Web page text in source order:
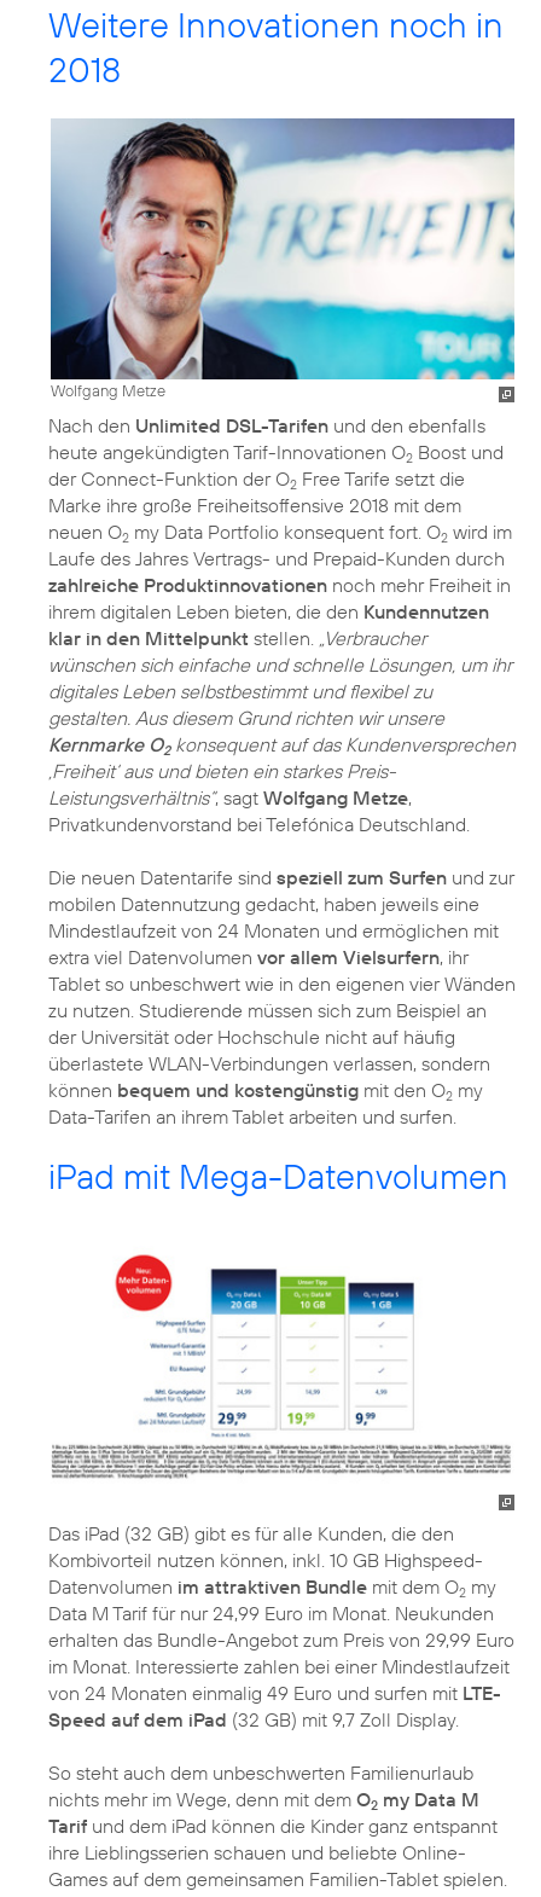
Weitere Innovationen noch in
2018
Wolfgang Metze
Nach den Unlimited DSL-Tarifen und den ebenfalls
heute angekündigten Tarif-Innovationen O2 Boost und
der Connect-Funktion der O2 Free Tarife setzt die
Marke ihre große Freiheitsoffensive 2018 mit dem
neuen O2 my Data Portfolio konsequent fort. O2 wird im
Laufe des Jahres Vertrags- und Prepaid-Kunden durch
zahlreiche Produktinnovationen noch mehr Freiheit in
ihrem digitalen Leben bieten, die den Kundennutzen
klar in den Mittelpunkt stellen. „Verbraucher
wünschen sich einfache und schnelle Lösungen, um ihr
digitales Leben selbstbestimmt und flexibel zu
gestalten. Aus diesem Grund richten wir unsere
Kernmarke O2konsequent auf das Kundenversprechen
‚Freiheit‘ aus und bieten ein starkes Preis-
Leistungsverhältnis“, sagt Wolfgang Metze,
Privatkundenvorstand bei Telefónica Deutschland.
Die neuen Datentarife sind speziell zum Surfen und zur
mobilen Datennutzung gedacht, haben jeweils eine
Mindestlaufzeit von 24 Monaten und ermöglichen mit
extra viel Datenvolumen vor allem Vielsurfern, ihr
Tablet so unbeschwert wie in den eigenen vier Wänden
zu nutzen. Studierende müssen sich zum Beispiel an
der Universität oder Hochschule nicht auf häufig
überlastete WLAN-Verbindungen verlassen, sondern
können bequem und kostengünstig mit den O2 my
Data-Tarifen an ihrem Tablet arbeiten und surfen.
iPad mit Mega-Datenvolumen
Das iPad (32 GB) gibt es für alle Kunden, die den
Kombivorteil nutzen können, inkl. 10 GB Highspeed-
Datenvolumen im attraktiven Bundle mit dem O2 my
Data M Tarif für nur 24,99 Euro im Monat. Neukunden
erhalten das Bundle-Angebot zum Preis von 29,99 Euro
im Monat. Interessierte zahlen bei einer Mindestlaufzeit
von 24 Monaten einmalig 49 Euro und surfen mit LTE-
Speed auf dem iPad (32 GB) mit 9,7 Zoll Display.
So steht auch dem unbeschwerten Familienurlaub
nichts mehr im Wege, denn mit dem O2 my Data M
Tarif und dem iPad können die Kinder ganz entspannt
ihre Lieblingsserien schauen und beliebte Online-
Games auf dem gemeinsamen Familien-Tablet spielen.